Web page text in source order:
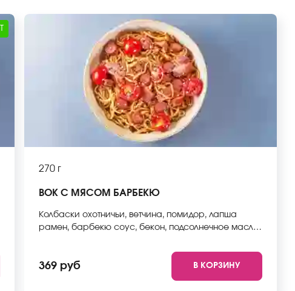
270 г
ВОК С МЯСОМ БАРБЕКЮ
Колбаски охотничьи, ветчина, помидор, лапша
рамен, барбекю соус, бекон, подсолнечное масло,
пекинская капуста, болгарский перец, кунжут.
*Внешний вид блюда может отличаться от фото на
369 руб В КОРЗИНУ